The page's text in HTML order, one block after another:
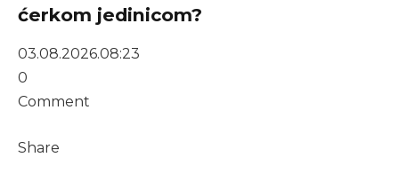
ćerkom jedinicom?
03.08.2026.08:23
0
Comment
Share